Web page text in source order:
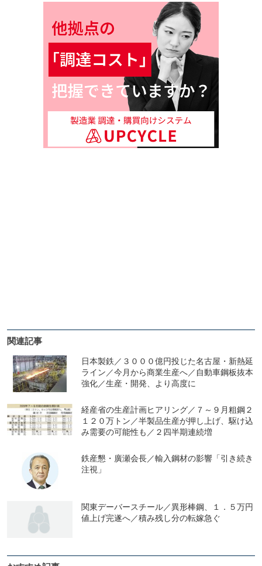
関連記事
日本製鉄／３０００億円投じた名古屋・新熱延
ライン／今月から商業生産へ／自動車鋼板抜本
強化／生産・開発、より高度に
経産省の生産計画ヒアリング／７～９月粗鋼２
１２０万トン／半製品生産が押し上げ、駆け込
み需要の可能性も／２四半期連続増
鉄産懇・廣瀬会長／輸入鋼材の影響「引き続き
注視」
関東デーバースチール／異形棒鋼、１．５万円
値上げ完遂へ／積み残し分の転嫁急ぐ